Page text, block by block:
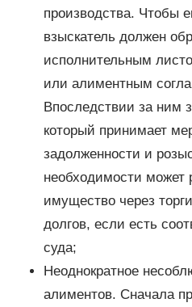
производства. Чтобы
взыскатель должен
исполнительным
или алиментным
Впоследствии за ним
который принимает
задолженности и
необходимости может
имущество через
долгов, если есть
суда;
Неоднократное
алиментов. Сначала